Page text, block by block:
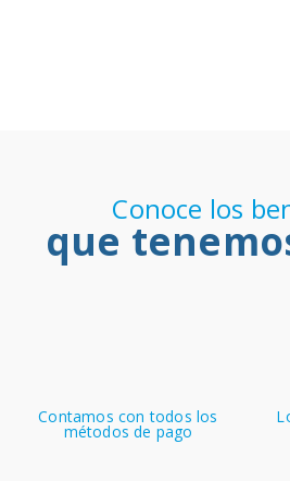
Conoce los
que
Contamos con todos los
métodos de pago